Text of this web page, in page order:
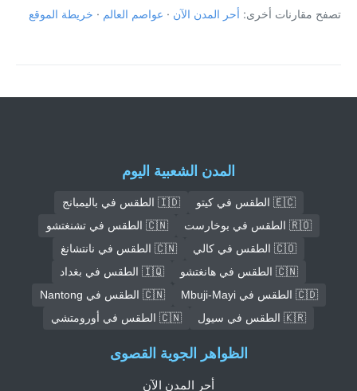
تصفح مقارنات أخرى: أحر المدن الآن · عواصم العالم · خريطة الموقع
المدن الشعبية اليوم
🇪🇨 الطقس في كيتو
🇮🇩 الطقس في باليمبانج
🇷🇴 الطقس في بوخارست
🇨🇳 الطقس في تشنغتشو
🇨🇴 الطقس في كالي
🇨🇳 الطقس في نانتشانغ
🇨🇳 الطقس في هانغتشو
🇮🇶 الطقس في بغداد
🇨🇩 الطقس في Mbuji-Mayi
🇨🇳 الطقس في Nantong
🇰🇷 الطقس في سيول
🇨🇳 الطقس في أورومتشي
الظواهر الجوية القصوى
أحر المدن الآن